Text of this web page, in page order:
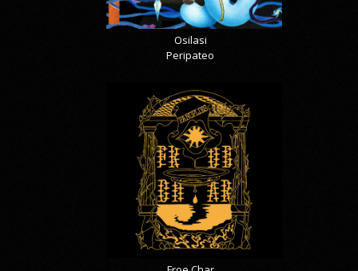
Osilasi
Peripateo